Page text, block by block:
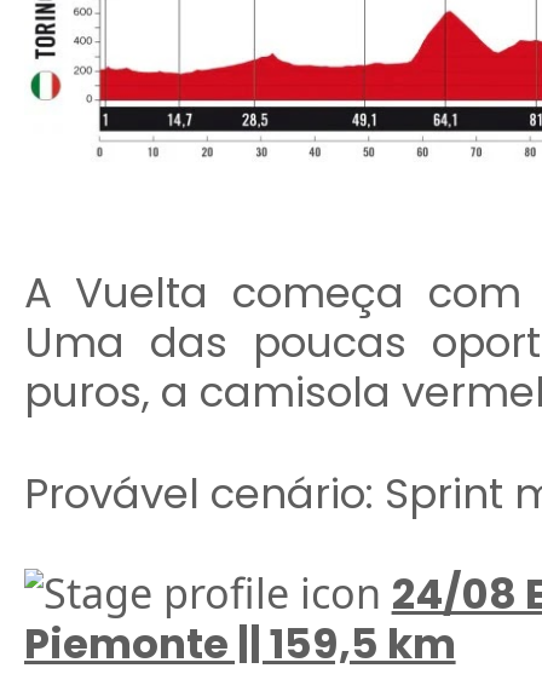
A Vuelta começa
Uma das poucas
puros, a camisola
Provável cenário: Sprint
24/08
Piemonte || 159,5 km